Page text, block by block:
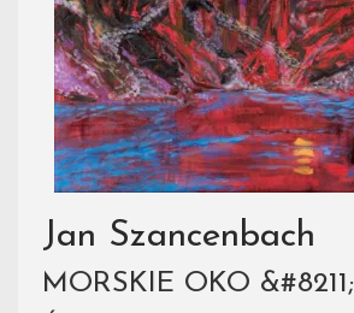
Jan Szancenbach
MORSKIE OKO &#8211;